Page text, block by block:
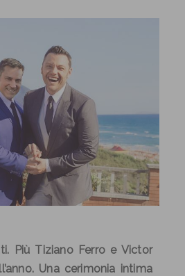
Più Tiziano Ferro e Victor
Una cerimonia intima